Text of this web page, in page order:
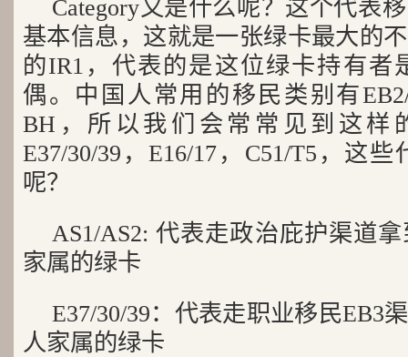
Category又是什么呢？这个代表
基本信息，这就是一张绿卡最大的
的IR1，代表的是这位绿卡持有者
偶。中国人常用的移民类别有
BH，所以我们会常常见到这样
E37/30/39，E16/17，C51/T5，这
呢？
AS1/AS2: 代表走政治庇护渠道
家属的绿卡
E37/30/39：代表走职业移民EB3
人家属的绿卡